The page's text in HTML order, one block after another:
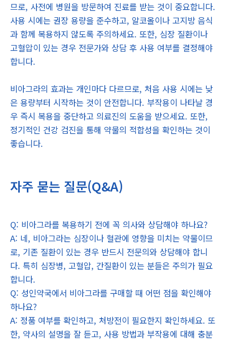
므로, 사전에 병원을 방문하여 진료를 받는 것이 중요합니다.
사용 시에는 권장 용량을 준수하고, 알코올이나 고지방 음식
과 함께 복용하지 않도록 주의하세요. 또한, 심장 질환이나
고혈압이 있는 경우 전문가와 상담 후 사용 여부를 결정해야
합니다.
비아그라의 효과는 개인마다 다르므로, 처음 사용 시에는 낮
은 용량부터 시작하는 것이 안전합니다. 부작용이 나타날 경
우 즉시 복용을 중단하고 의료진의 도움을 받으세요. 또한,
정기적인 건강 검진을 통해 약물의 적합성을 확인하는 것이
좋습니다.
자주 묻는 질문(Q&A)
Q: 비아그라를 복용하기 전에 꼭 의사와 상담해야 하나요?
A: 네, 비아그라는 심장이나 혈관에 영향을 미치는 약물이므
로, 기존 질환이 있는 경우 반드시 전문의와 상담해야 합니
다. 특히 심장병, 고혈압, 간질환이 있는 분들은 주의가 필요
합니다.
Q: 성인약국에서 비아그라를 구매할 때 어떤 점을 확인해야
하나요?
A: 정품 여부를 확인하고, 처방전이 필요한지 확인하세요. 또
한, 약사의 설명을 잘 듣고, 사용 방법과 부작용에 대해 충분